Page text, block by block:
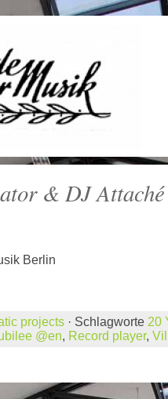
& DJ Attaché
Berlin
projects · Schlagworte 20
@en, Record player,